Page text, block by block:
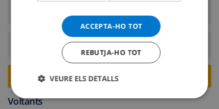
Sortida:Abans: 10:00
RESERVA AQUESTA VILLA ›
Voltants
ACCEPTA-HO TOT
REBUTJA-HO TOT
VEURE ELS DETALLS